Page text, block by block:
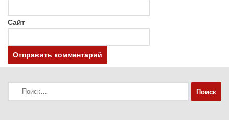
Сайт
Найти: